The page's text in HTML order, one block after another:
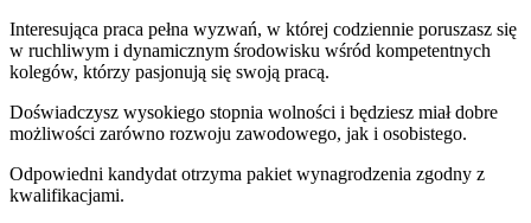
Interesująca praca pełna wyzwań, w której codziennie poruszasz się
w ruchliwym i dynamicznym środowisku wśród kompetentnych
kolegów, którzy pasjonują się swoją pracą.
Doświadczysz wysokiego stopnia wolności i będziesz miał dobre
możliwości zarówno rozwoju zawodowego, jak i osobistego.
Odpowiedni kandydat otrzyma pakiet wynagrodzenia zgodny z
kwalifikacjami.